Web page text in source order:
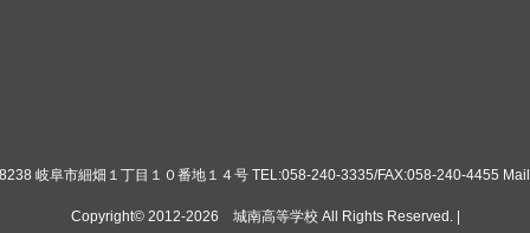
岐阜市細畑１丁目１０番地１４号 TEL:058-240-3335/FAX:058-240-4455
Copyright© 2012-2026 城南高等学校All Rights Reserved. |